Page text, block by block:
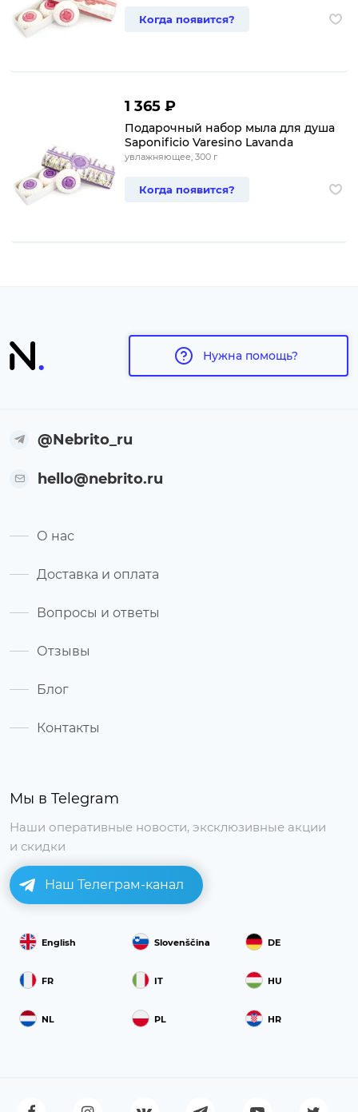
Когда появится?
1 365 ₽
Подарочный набор мыла для душа
Saponificio Varesino Lavanda
увлажняющее, 300 г
Когда появится?
Нужна помощь?
Мы в Telegram
Наши оперативные новости, эксклюзивные акции
и скидки
Наш Телеграм-канал
English Slovenščina DE
FR IT HU
NL PL HR
@Nebrito_ru
hello@nebrito.ru
О нас
Доставка и оплата
Вопросы и ответы
Отзывы
Блог
Контакты